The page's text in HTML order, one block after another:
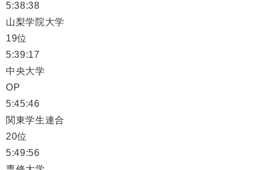
5:38:38
山梨学院大学
19位
5:39:17
中央大学
OP
5:45:46
関東学生連合
20位
5:49:56